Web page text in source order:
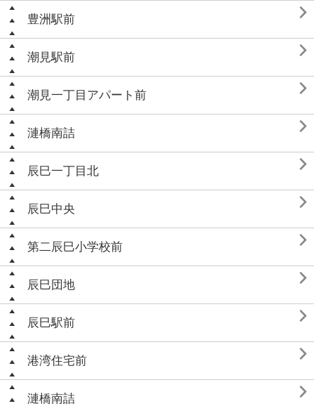
豊洲駅前 
潮見駅前 
潮見一丁目アパート前 
漣橋南詰 
辰巳一丁目北 
辰巳中央 
第二辰巳小学校前 
辰巳団地 
辰巳駅前 
港湾住宅前 
漣橋南詰 